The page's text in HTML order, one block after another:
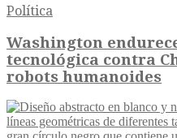
Política
Washington
tecnológica contra
robots humanoides